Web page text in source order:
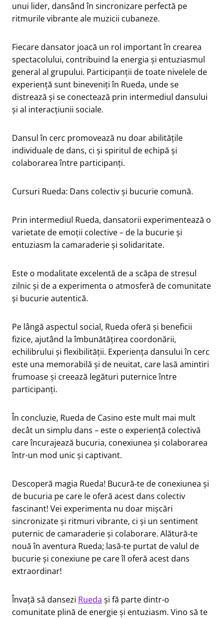
unui lider, dansând în sincronizare perfectă pe
ritmurile vibrante ale muzicii cubaneze.
Fiecare dansator joacă un rol important în crearea
spectacolului, contribuind la energia și entuziasmul
general al grupului. Participanții de toate nivelele de
experiență sunt bineveniți în Rueda, unde se
distrează și se conectează prin intermediul dansului
și al interacțiunii sociale.
Dansul în cerc promovează nu doar abilitățile
individuale de dans, ci și spiritul de echipă și
colaborarea între participanți.
Cursuri Rueda: Dans colectiv şi bucurie comună.
Prin intermediul Rueda, dansatorii experimentează o
varietate de emoții colective – de la bucurie și
entuziasm la camaraderie și solidaritate.
Este o modalitate excelentă de a scăpa de stresul
zilnic și de a experimenta o atmosferă de comunitate
și bucurie autentică.
Pe lângă aspectul social, Rueda oferă și beneficii
fizice, ajutând la îmbunătățirea coordonării,
echilibrului și flexibilității. Experiența dansului în cerc
este una memorabilă și de neuitat, care lasă amintiri
frumoase și creează legături puternice între
participanți.
În concluzie, Rueda de Casino este mult mai mult
decât un simplu dans – este o experiență colectivă
care încurajează bucuria, conexiunea și colaborarea
într-un mod unic și captivant.
Descoperă magia Rueda! Bucură-te de conexiunea și
de bucuria pe care le oferă acest dans colectiv
fascinant! Vei experimenta nu doar mișcări
sincronizate și ritmuri vibrante, ci și un sentiment
puternic de camaraderie și colaborare. Alătură-te
nouă în aventura Rueda; lasă-te purtat de valul de
bucurie și conexiune pe care îl oferă acest dans
extraordinar!
Învață să dansezi Rueda și fă parte dintr-o
comunitate plină de energie și entuziasm. Vino să te